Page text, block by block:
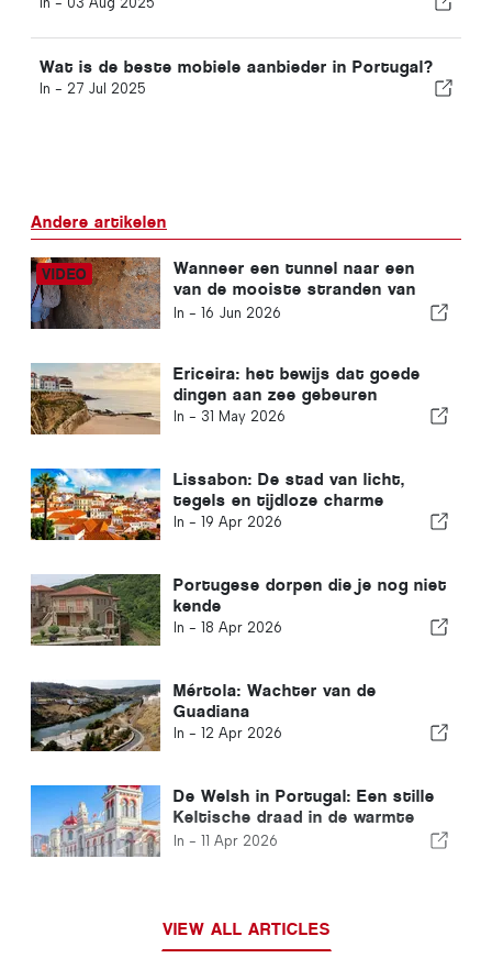
Wat is de beste mobiele aanbieder in Portugal?
In - 27 Jul 2025
Andere artikelen
Wanneer een tunnel naar een
van de mooiste stranden van
Lagos aan de Algarve leidt
In - 16 Jun 2026
Ericeira: het bewijs dat goede
dingen aan zee gebeuren
In - 31 May 2026
Lissabon: De stad van licht,
tegels en tijdloze charme
In - 19 Apr 2026
Portugese dorpen die je nog niet
kende
In - 18 Apr 2026
Mértola: Wachter van de
Guadiana
In - 12 Apr 2026
De Welsh in Portugal: Een stille
Keltische draad in de warmte
van Iberië
In - 11 Apr 2026
VIEW ALL ARTICLES